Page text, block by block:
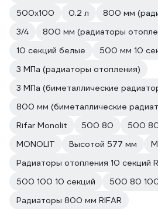
500х100
0.2 л
800 мм
3/4
800 мм (радиаторы
10 секций белые
500 мм 10
3 МПа (радиаторы отопления)
3 МПа (биметаллические
800 мм (биметаллические
Rifar Monolit
500 80
500 80
MONOLIT
Высотой 577 мм
Радиаторы отопления 10 секций
500 100 10 секций
500 80
Радиаторы 800 мм RIFAR